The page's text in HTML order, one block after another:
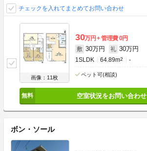
チェックを入れてまとめてお問い合わせ
画像：11枚
30万円 管理費0円
敷 30万円 礼 30万円
1SLDK 64.89m2 -
ペット可(相談)
空室状況をお問い合わせ
ボン・ソール